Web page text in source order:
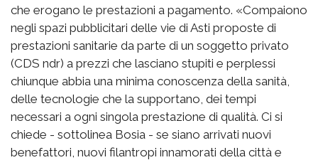
che erogano le prestazioni a pagamento. «Compaiono
negli spazi pubblicitari delle vie di Asti proposte di
prestazioni sanitarie da parte di un soggetto privato
(CDS ndr) a prezzi che lasciano stupiti e perplessi
chiunque abbia una minima conoscenza della sanità,
delle tecnologie che la supportano, dei tempi
necessari a ogni singola prestazione di qualità. Ci si
chiede - sottolinea Bosia - se siano arrivati nuovi
benefattori, nuovi filantropi innamorati della città e